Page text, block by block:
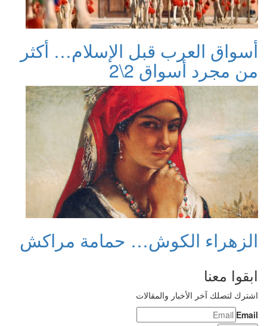
أسواق العرب قبل الإسلام… أكثر
من مجرد أسواق 2\2
الزهراء الكوش… حمامة مراكش
ابقوا معنا
اشترك لتصلك آخر الأخبار والمقالات
Email